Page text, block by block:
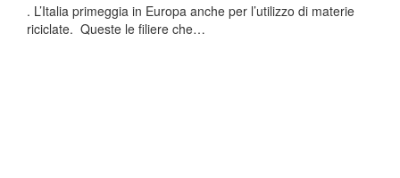
. L’Italia primeggia in Europa anche per l’utilizzo di materie
riciclate. Queste le filiere che…